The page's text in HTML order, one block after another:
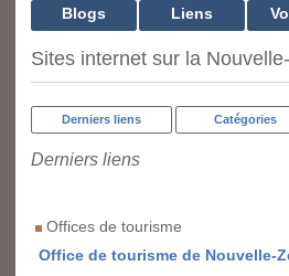
Blogs
Liens
Sites internet sur la
Derniers liens Catégories
Derniers liens
Offices de tourisme
Office de tourisme de Nouvelle-